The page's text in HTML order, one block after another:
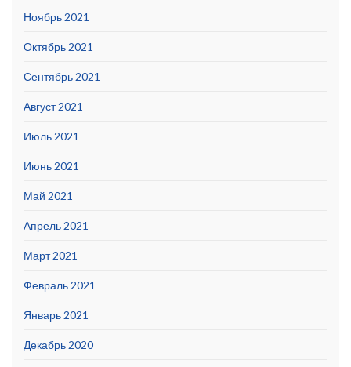
Ноябрь 2021
Октябрь 2021
Сентябрь 2021
Август 2021
Июль 2021
Июнь 2021
Май 2021
Апрель 2021
Март 2021
Февраль 2021
Январь 2021
Декабрь 2020